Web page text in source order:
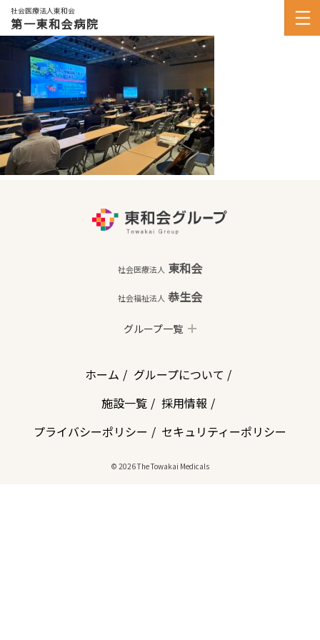
社会医療法人東和会
第一東和会病院
社会医療法人 東和会
社会福祉法人 恭生会
グループ一覧
ホーム
グループについて
施設一覧
採用情報
プライバシーポリシー
セキュリティーポリシー
© 2026 The Towakai Medicals